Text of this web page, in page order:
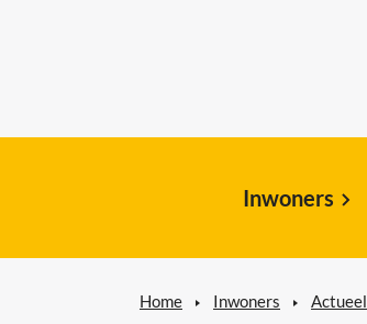
Inwoners
Home Inwoners Actueel